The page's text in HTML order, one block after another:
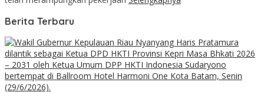
Berita Terbaru